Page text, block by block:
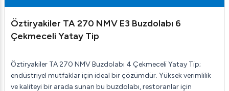
Öztiryakiler TA 270 NMV E3 Buzdolabı 6
Çekmeceli Yatay Tip
Öztiryakiler TA 270 NMV Buzdolabı 4 Çekmeceli Yatay Tip;
endüstriyel mutfaklar için ideal bir çözümdür. Yüksek verimlilik
ve kaliteyi bir arada sunan bu buzdolabı, restoranlar için